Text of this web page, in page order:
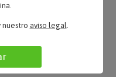
aviso legal